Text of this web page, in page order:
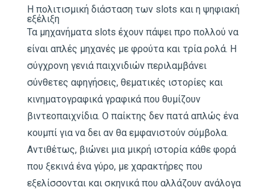
Η πολιτισμική διάσταση των slots και η ψηφιακή
εξέλιξη
Τα μηχανήματα slots έχουν πάψει προ πολλού να
είναι απλές μηχανές με φρούτα και τρία ρολά. Η
σύγχρονη γενιά παιχνιδιών περιλαμβάνει
σύνθετες αφηγήσεις, θεματικές ιστορίες και
κινηματογραφικά γραφικά που θυμίζουν
βιντεοπαιχνίδια. Ο παίκτης δεν πατά απλώς ένα
κουμπί για να δει αν θα εμφανιστούν σύμβολα.
Αντιθέτως, βιώνει μια μικρή ιστορία κάθε φορά
που ξεκινά ένα γύρο, με χαρακτήρες που
εξελίσσονται και σκηνικά που αλλάζουν ανάλογα